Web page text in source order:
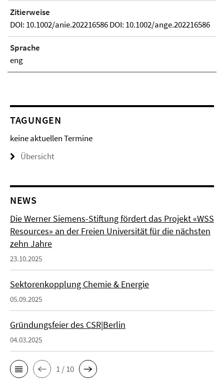
Zitierweise
DOI: 10.1002/anie.202216586 DOI: 10.1002/ange.202216586
Sprache
eng
TAGUNGEN
keine aktuellen Termine
Übersicht
NEWS
Die Werner Siemens-Stiftung fördert das Projekt «WSS
Resources» an der Freien Universität für die nächsten
zehn Jahre
23.10.2025
Sektorenkopplung Chemie & Energie
05.09.2025
Gründungsfeier des CSR|Berlin
04.03.2025
1 / 10